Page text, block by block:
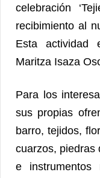
celebración
recibimiento al
Esta actividad
Maritza Isaza
Para los
sus propias
barro, tejidos,
cuarzos, piedras
e instrumentos